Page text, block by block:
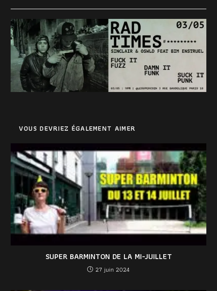
VOUS DEVRIEZ ÉGALEMENT AIMER
SUPER BARMINTON DE LA MI-JUILLET
27 juin 2024